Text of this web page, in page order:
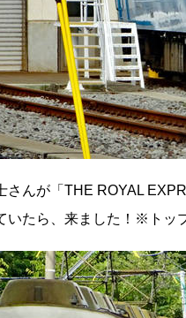
さんが「THE ROYAL
いたら、来ました！※トッ